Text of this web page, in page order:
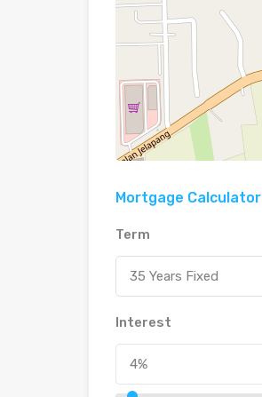
Mortgage Calculator
Term
35 Years Fixed
Interest